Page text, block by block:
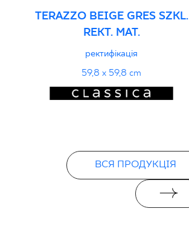
TERAZZO BEIGE GRES SZKL.
REKT. MAT.
ректифікація
59,8 x 59,8 cm
ВСЯ ПРОДУКЦІЯ